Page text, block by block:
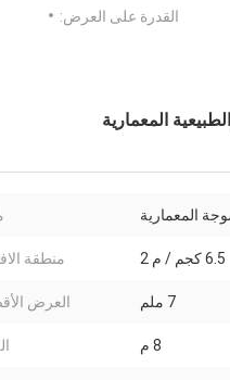
القدرة على العرض:
المعمارية
6.5 كجم / م 2 منطقة
7 ملم العرض
8 م